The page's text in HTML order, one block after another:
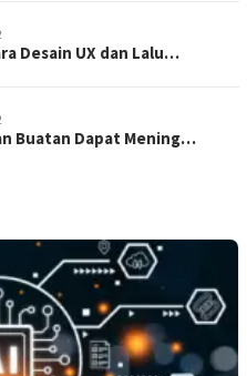
Desain UX dan Lalu…
Buatan Dapat Mening…